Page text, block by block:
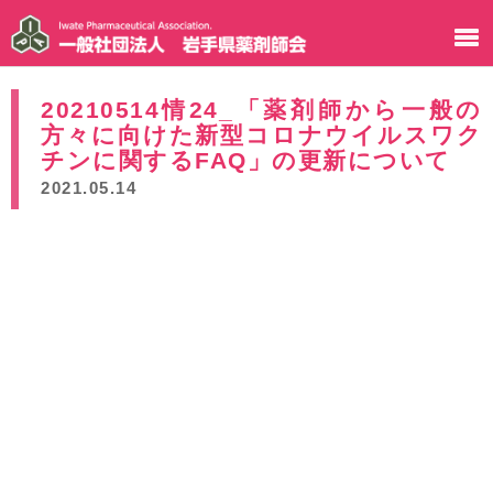
20210514情24_「薬剤師から一般の
方々に向けた新型コロナウイルスワク
チンに関するFAQ」の更新について
2021.05.14